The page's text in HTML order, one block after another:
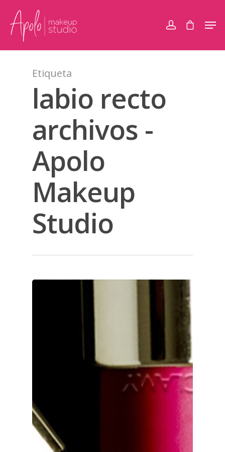
Etiqueta
labio recto
archivos -
Apolo
Makeup
Studio